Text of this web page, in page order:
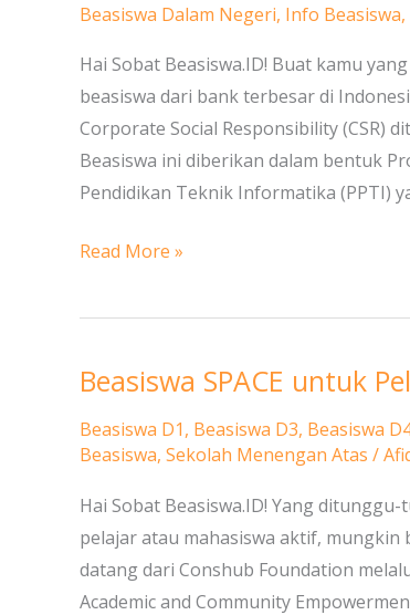
Beasiswa Dalam Negeri, Info Beasiswa,
Hai Sobat Beasiswa.ID! Buat kamu
beasiswa dari bank terbesar di
Corporate Social Responsibility (CSR)
Beasiswa ini diberikan dalam bentuk
Pendidikan Teknik Informatika (PPTI)
untuk
Lulusan
SMA/Sederajat
Read More »
Beasiswa SPACE untuk
Beasiswa D1, Beasiswa D3, Beasiswa
Beasiswa, Sekolah Menengan Atas /
Hai Sobat Beasiswa.ID! Yang
pelajar atau mahasiswa aktif,
datang dari Conshub Foundation
Academic and Community
Beasiswa
untuk
dan
Mahasiswa